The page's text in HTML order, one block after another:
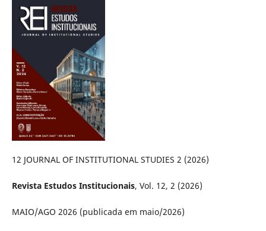
12 JOURNAL OF INSTITUTIONAL STUDIES 2 (2026)
Revista Estudos Institucionais, Vol. 12, 2 (2026)
MAIO/AGO 2026 (publicada em maio/2026)